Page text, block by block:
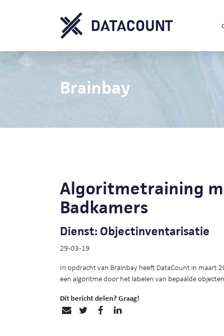
Brainbay
Algoritmetraining
Badkamers
Dienst: Objectinventarisatie
29-03-19
In opdracht van Brainbay heeft DataCount in maart
een algoritme door het labelen van bepaalde
Dit bericht delen? Graag!